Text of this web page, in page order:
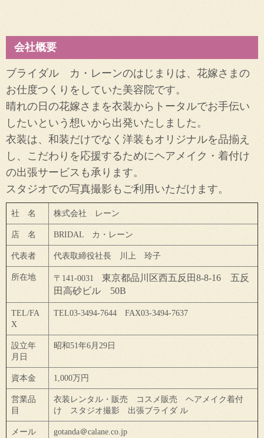
会社概要
ブライダル カ・レーンのはじまりは、花嫁さまの
お仕度つくりをしていた美容院です。
晴れの日の花嫁さまを衣装からトータルでお手伝い
したいという想いから出発いたしました。
衣装は、和装だけでなく洋装もオリジナルを品揃え
し、こだわりを応援するためにヘアメイク・着付け
の出張サービスも承ります。
スタジオでの写真撮影もご利用いただけます。
社 名 株式会社 レーン
店 名 BRIDAL カ・レーン
代表者 代表取締役社長 川上 玲子
所在地 〒141-0031 東京都品川区西五反田8-8-16 五反
田高砂ビル 50B
TEL/FA
X
TEL03-3494-7644 FAX03-3494-7637
設立年
月日
昭和51年6月29日
資本金 1,000万円
営業品
目
衣装レンタル・販売 コスメ販売 ヘアメイク着付
け スタジオ撮影 出張ブライダ ル
メール
gotanda＠calane.co.jp